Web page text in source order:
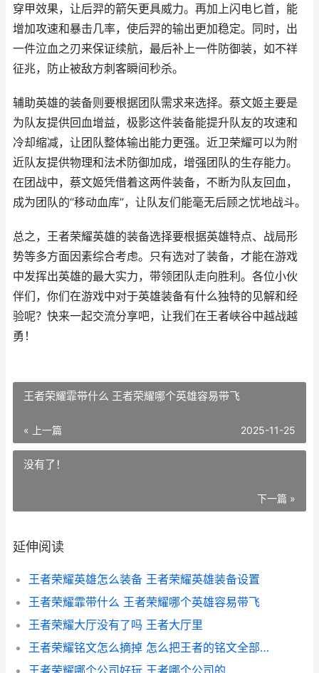
穿甲效果，让后羿的箭矢更具威力。再加上闪电匕首，能
增加攻速和暴击几率，使后羿的输出更加稳定。同时，出
一件泣血之刃来保证续航，最后补上一件防御装，如不祥
征兆，防止被敌方刺客瞬间秒杀。
辅助英雄的装备则要根据团队需求来选择。蔡文姬主要是
为队友提供回血增益，极影这件装备能提升队友的攻速和
冷却缩减，让团队整体输出能力更强。近卫荣耀可以为附
近队友提供物理和法术防御加成，增强团队的生存能力。
在团战中，蔡文姬凭借着这两件装备，不断为队友回血，
成为团队的“移动血库”，让队友们能毫无后顾之忧地战斗。
总之，王者荣耀英雄的装备选择要根据英雄特点、战局形
势等多方面因素综合考虑。只有选对了装备，才能在游戏
中发挥出英雄的最大实力，带领团队走向胜利。各位小伙
伴们，你们在游戏中对于英雄装备有什么独特的见解和经
验呢？快来一起交流分享吧，让我们在王者峡谷中越战越
勇！
王者荣耀霏带什么 王者荣耀哪个英雄容易带飞
« 上一篇 2025-11-25
没有了！
下一篇 »
延伸阅读
王者荣耀英雄怎么装备 王者荣耀英雄装备设置
王者荣耀霏带什么 王者荣耀哪个英雄容易带飞
王者荣耀大厅没有了吗 王者大厅里
王者荣耀铭文怎么摘掉 怎么把王者的铭文全部融掉
王者荣耀哪个公司好玩 王者哪个公司的